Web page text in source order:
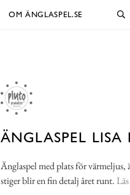
OM ÄNGLASPEL.SE
ÄNGLASPEL LISA
Änglaspel med plats för värmeljus,
stiger blir en fin detalj året runt.